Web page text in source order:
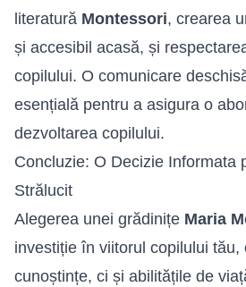
literatură Montessori, crearea
și accesibil acasă, și
copilului. O comunicare
esențială pentru a asigura o
dezvoltarea copilului.
Concluzie: O Decizie Informata
Strălucit
Alegerea unei grădinițe Maria
investiție în viitorul copilului tău,
cunoștințe, ci și abilitățile de